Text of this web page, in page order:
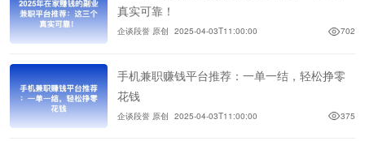
真实可靠！
企谈段誉 原创 2025-04-03T11:00:00 702
手机兼职赚钱平台推荐：一单一结，轻松挣零
花钱
企谈段誉 原创 2025-04-03T11:00:00 375